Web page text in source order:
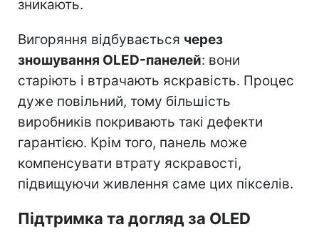
зникають.
Вигоряння відбувається через
зношування OLED-панелей: вони
старіють і втрачають яскравість. Процес
дуже повільний, тому більшість
виробників покривають такі дефекти
гарантією. Крім того, панель може
компенсувати втрату яскравості,
підвищуючи живлення саме цих пікселів.
Підтримка та догляд за OLED